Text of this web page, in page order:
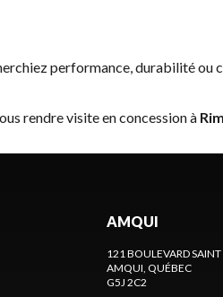
performance, durabilité ou
rendre visite en concession à
AMQUI
121 BOULEVARD
AMQUI , QUÉBEC
G5J 2C2